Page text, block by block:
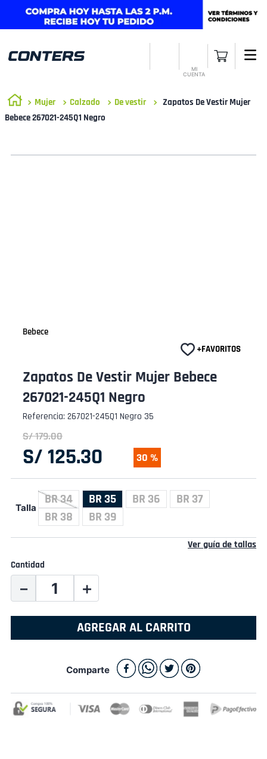
MI
CUENTA
Mujer Calzado De vestir
Zapatos De Vestir Mujer
Bebece 267021-245Q1 Negro
Bebece
Zapatos De Vestir Mujer Bebece
267021-245Q1 Negro
Referencia: 267021-245Q1 Negro 35
S/179.00
S/ 125.30 30 %
Talla
BR 34 BR 35 BR 36
BR 37
BR 38
BR 39
Ver guía de tallas
Cantidad
＋
－
AGREGAR AL CARRITO
Comparte